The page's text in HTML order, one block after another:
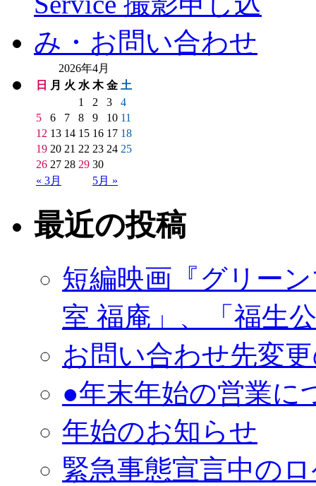
2026年4月
日
月 火 水 木 金 土
1
2 3
4
5
6 7 8 9 10 11
12 13 14 15 16 17 18
19 20 21 22 23 24 25
26 27 28 29 30
« 3月
5月 »
最近の投稿
短編映画『グリー
室 福庵」、「福生
お問い合わせ先変
●年末年始の営業に
年始のお知らせ
緊急事態宣言中の